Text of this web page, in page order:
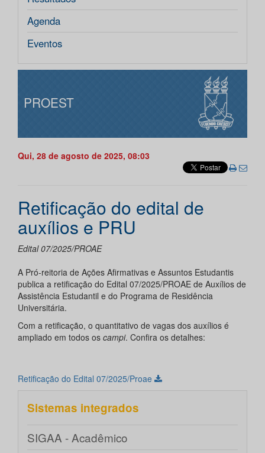
Agenda
Eventos
PROEST
Qui, 28 de agosto de 2025, 08:03
Retificação do edital de
auxílios e PRU
Edital 07/2025/PROAE
A Pró-reitoria de Ações Afirmativas e Assuntos Estudantis
publica a retificação do Edital 07/2025/PROAE de Auxílios de
Assistência Estudantil e do Programa de Residência
Universitária.
Com a retificação, o quantitativo de vagas dos auxílios é
ampliado em todos os campi. Confira os detalhes:
Retificação do Edital 07/2025/Proae
Sistemas integrados
SIGAA - Acadêmico